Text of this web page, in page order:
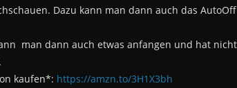
Dazu kann man dann auch das
man dann auch etwas anfangen und hat
kaufen*: https://amzn.to/3H1X3bh